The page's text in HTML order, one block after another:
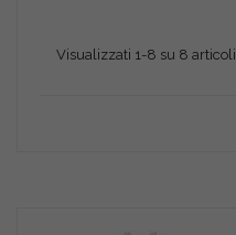
Visualizzati 1-8 su 8 articoli